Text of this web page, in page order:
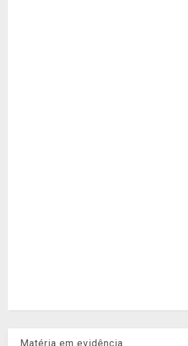
Matéria em evidência